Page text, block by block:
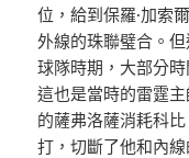
位，給到保羅·加索
外線的珠聯璧合。
球隊時期，大部分
這也是當時的雷霆
的薩弗洛薩消耗科
打，切斷了他和內